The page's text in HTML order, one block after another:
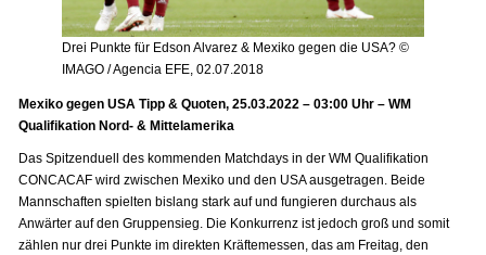
Drei Punkte für Edson Alvarez & Mexiko gegen die USA? ©
IMAGO / Agencia EFE, 02.07.2018
Mexiko gegen USA Tipp & Quoten, 25.03.2022 – 03:00 Uhr – WM
Qualifikation Nord- & Mittelamerika
Das Spitzenduell des kommenden Matchdays in der WM Qualifikation
CONCACAF wird zwischen Mexiko und den USA ausgetragen. Beide
Mannschaften spielten bislang stark auf und fungieren durchaus als
Anwärter auf den Gruppensieg. Die Konkurrenz ist jedoch groß und somit
zählen nur drei Punkte im direkten Kräftemessen, das am Freitag, den